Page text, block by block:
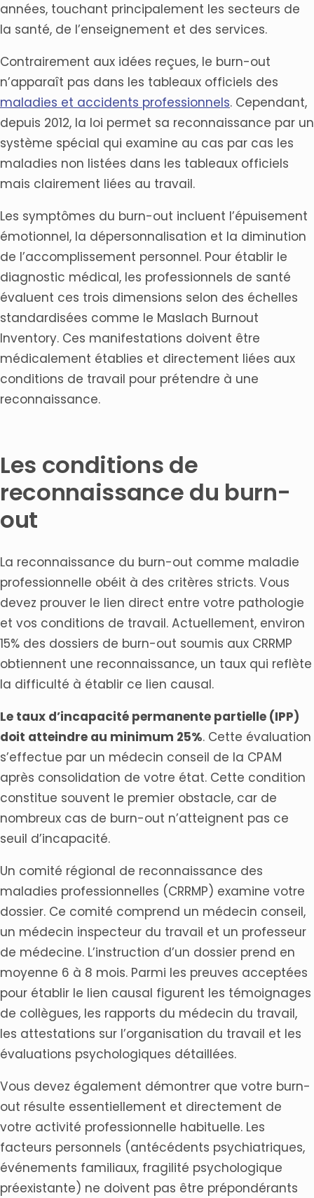
années, touchant principalement les secteurs de
la santé, de l’enseignement et des services.
Contrairement aux idées reçues, le burn-out
n’apparaît pas dans les tableaux officiels des
maladies et accidents professionnels. Cependant,
depuis 2012, la loi permet sa reconnaissance par un
système spécial qui examine au cas par cas les
maladies non listées dans les tableaux officiels
mais clairement liées au travail.
Les symptômes du burn-out incluent l’épuisement
émotionnel, la dépersonnalisation et la diminution
de l’accomplissement personnel. Pour établir le
diagnostic médical, les professionnels de santé
évaluent ces trois dimensions selon des échelles
standardisées comme le Maslach Burnout
Inventory. Ces manifestations doivent être
médicalement établies et directement liées aux
conditions de travail pour prétendre à une
reconnaissance.
Les conditions de
reconnaissance du burn-
out
La reconnaissance du burn-out comme maladie
professionnelle obéit à des critères stricts. Vous
devez prouver le lien direct entre votre pathologie
et vos conditions de travail. Actuellement, environ
15% des dossiers de burn-out soumis aux CRRMP
obtiennent une reconnaissance, un taux qui reflète
la difficulté à établir ce lien causal.
Le taux d’incapacité permanente partielle (IPP)
doit atteindre au minimum 25%. Cette évaluation
s’effectue par un médecin conseil de la CPAM
après consolidation de votre état. Cette condition
constitue souvent le premier obstacle, car de
nombreux cas de burn-out n’atteignent pas ce
seuil d’incapacité.
Un comité régional de reconnaissance des
maladies professionnelles (CRRMP) examine votre
dossier. Ce comité comprend un médecin conseil,
un médecin inspecteur du travail et un professeur
de médecine. L’instruction d’un dossier prend en
moyenne 6 à 8 mois. Parmi les preuves acceptées
pour établir le lien causal figurent les témoignages
de collègues, les rapports du médecin du travail,
les attestations sur l’organisation du travail et les
évaluations psychologiques détaillées.
Vous devez également démontrer que votre burn-
out résulte essentiellement et directement de
votre activité professionnelle habituelle. Les
facteurs personnels (antécédents psychiatriques,
événements familiaux, fragilité psychologique
préexistante) ne doivent pas être prépondérants